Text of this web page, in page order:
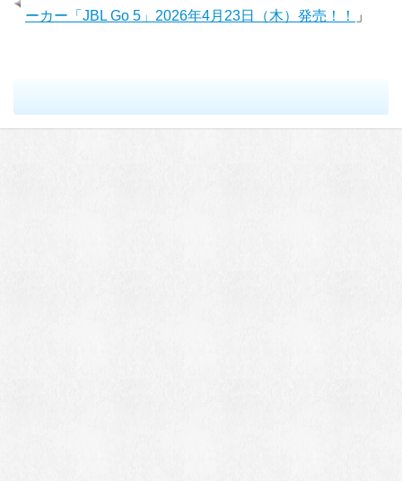
ーカー「JBL Go 5」2026年4月23日（木）発売！！
」